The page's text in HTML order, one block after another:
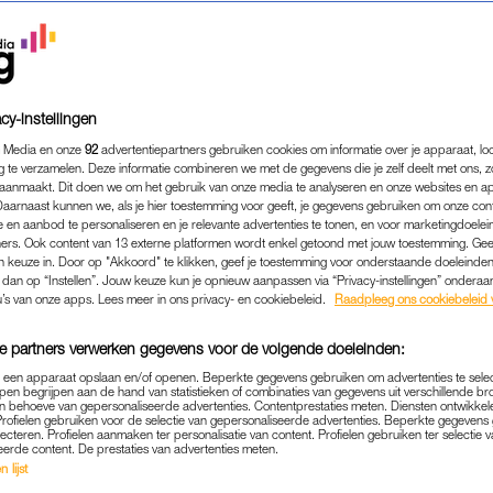
HAD EEN PRACHTHUIS,
BUREN: 'OP DE
WERD GEDEALD'
WONEN & KLUSSEN|INTERVIEW
02-08-2026 | ELLEN HENSBERGEN
april 2020 met haar vriend naar een charmant,
instellingen
en onze 92 advertentiepartners gebruiken cookies om informatie over je apparaat,
te verzamelen. Deze informatie combineren we met de gegevens die je zelf deelt met ons,
Dit doen we om het gebruik van onze media te analyseren en onze websites en
kunnen we, als je hier toestemming voor geeft, je gegevens gebruiken om onze
en aanbod te personaliseren en je relevante advertenties te tonen, en voor
Ook content van 13 externe platformen wordt enkel getoond met jouw toestemming.
keuze in. Door op "Akkoord" te klikken, geef je toestemming voor onderstaande
op “Instellen”. Jouw keuze kun je opnieuw aanpassen via “Privacy-instellingen”
van onze apps. Lees meer in ons privacy- en cookiebeleid.
Raadpleeg ons cookiebeleid
partners verwerken gegevens voor de volgende doeleinden:
apparaat opslaan en/of openen. Beperkte gegevens gebruiken om advertenties te
begrijpen aan de hand van statistieken of combinaties van gegevens uit verschillende
behoeve van gepersonaliseerde advertenties. Contentprestaties meten. Diensten
gebruiken voor de selectie van gepersonaliseerde advertenties. Beperkte
Profielen aanmaken ter personalisatie van content. Profielen gebruiken ter selectie
content. De prestaties van advertenties meten.
lijst